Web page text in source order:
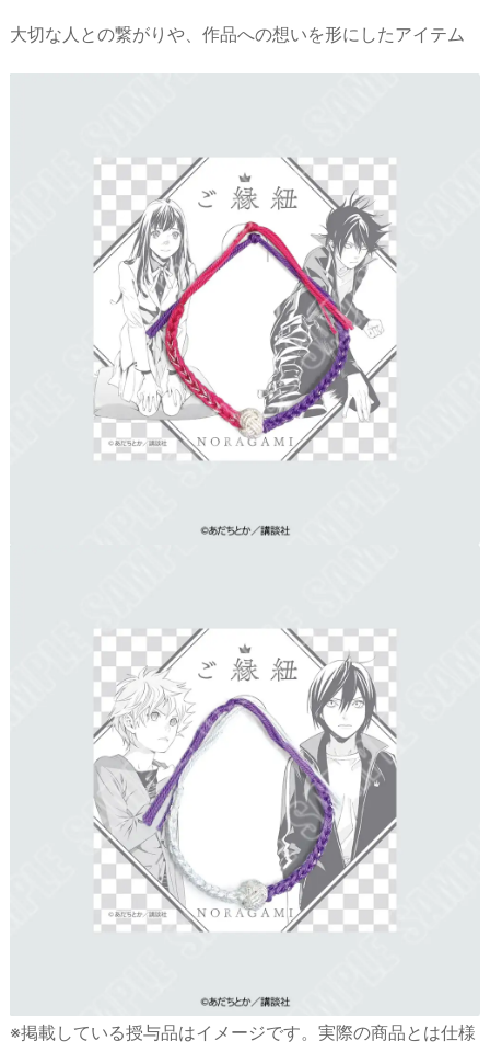
大切な人との繋がりや、作品への想いを形にしたアイテム
※掲載している授与品はイメージです。実際の商品とは仕様